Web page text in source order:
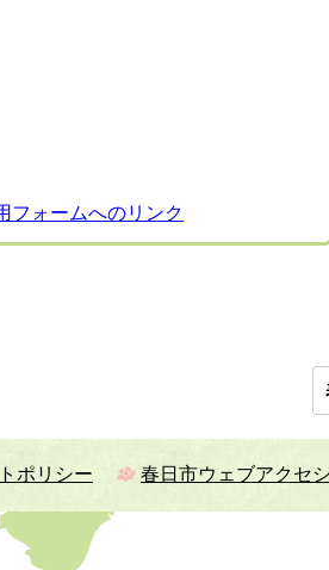
ォームへのリンク
ポリシー 春日市ウェブアクセ